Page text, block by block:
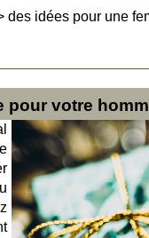
des idées pour une
pour votre